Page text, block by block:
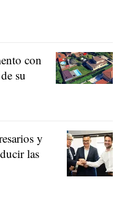
con
su
y
las